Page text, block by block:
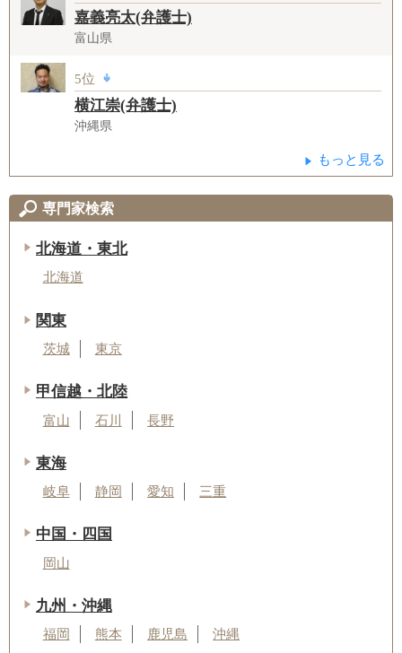
嘉義亮太(弁護士)
富山県
5位
横江崇(弁護士)
沖縄県
もっと見る
専門家検索
北海道・東北
北海道
関東
茨城 東京
甲信越・北陸
富山 石川 長野
東海
岐阜 静岡 愛知 三重
中国・四国
岡山
九州・沖縄
福岡 熊本 鹿児島 沖縄